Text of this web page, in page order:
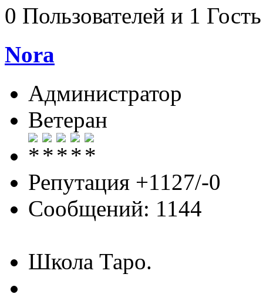
0 Пользователей и 1
Nora
Администратор
Ветеран
Репутация +1127/-0
Сообщений: 1144
Школа Таро.